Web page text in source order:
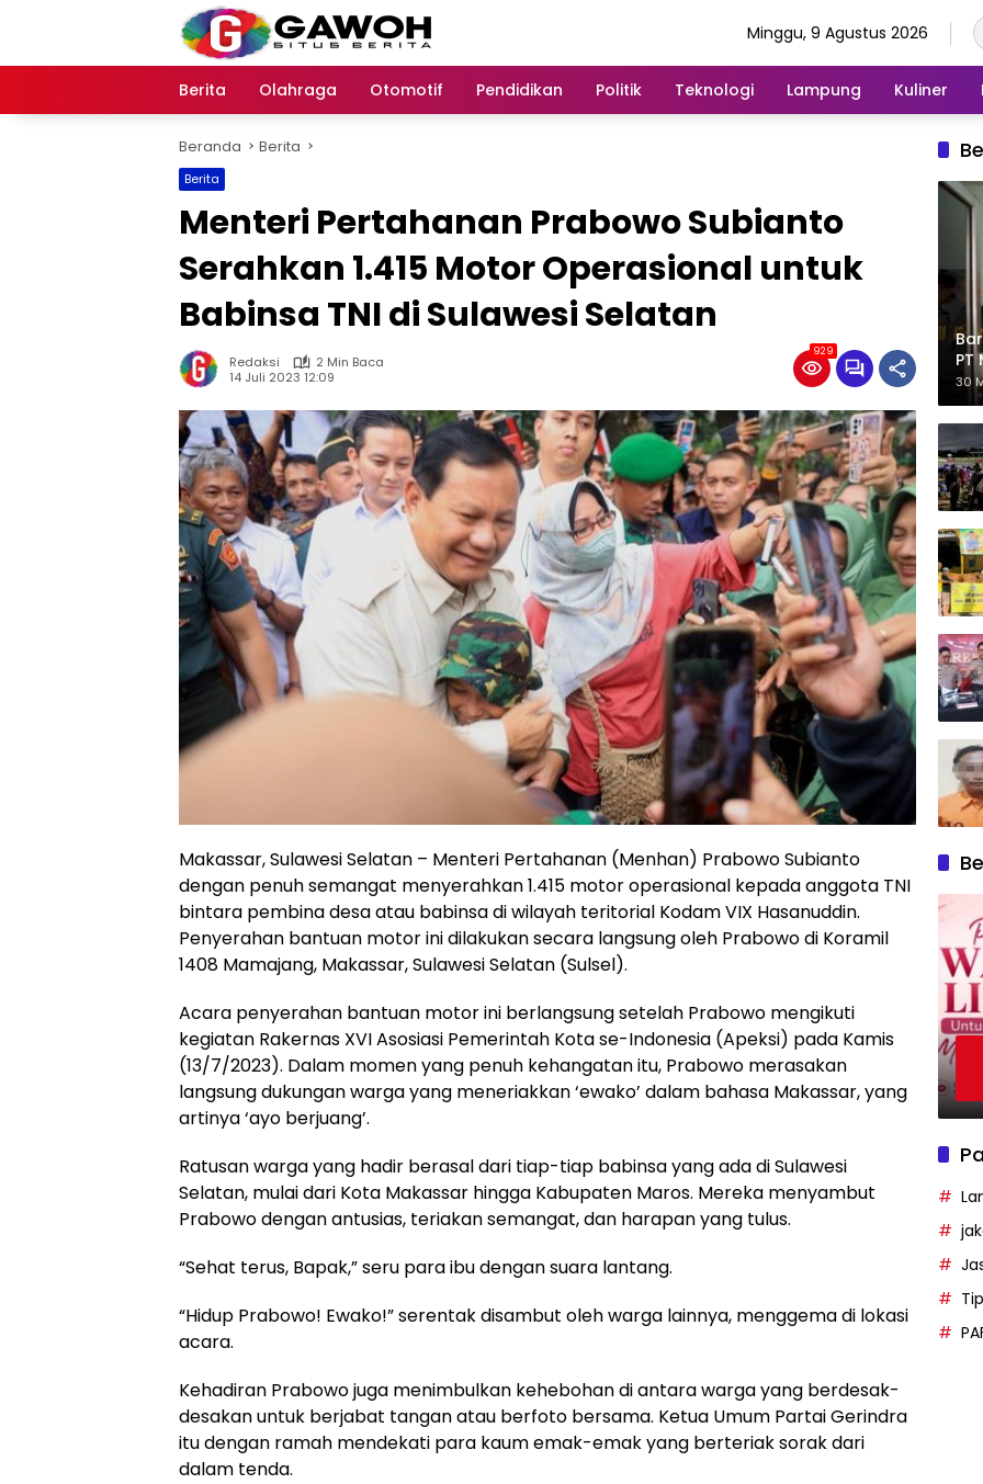
Minggu, 9 Agustus 2026
Berita Olahraga Otomotif Pendidikan Politik Teknologi Lampung Kuliner
Beranda Berita
Berita
Menteri Pertahanan Prabowo Subianto
Serahkan 1.415 Motor Operasional untuk
Babinsa TNI di Sulawesi Selatan
Redaksi
2 Min Baca
14 Juli 2023 12:09
929
Makassar, Sulawesi Selatan – Menteri Pertahanan (Menhan) Prabowo Subianto
dengan penuh semangat menyerahkan 1.415 motor operasional kepada anggota TNI
bintara pembina desa atau babinsa di wilayah teritorial Kodam VIX Hasanuddin.
Penyerahan bantuan motor ini dilakukan secara langsung oleh Prabowo di Koramil
1408 Mamajang, Makassar, Sulawesi Selatan (Sulsel).
Acara penyerahan bantuan motor ini berlangsung setelah Prabowo mengikuti
kegiatan Rakernas XVI Asosiasi Pemerintah Kota se-Indonesia (Apeksi) pada Kamis
(13/7/2023). Dalam momen yang penuh kehangatan itu, Prabowo merasakan
langsung dukungan warga yang meneriakkan ‘ewako’ dalam bahasa Makassar, yang
artinya ‘ayo berjuang’.
Ratusan warga yang hadir berasal dari tiap-tiap babinsa yang ada di Sulawesi
Selatan, mulai dari Kota Makassar hingga Kabupaten Maros. Mereka menyambut
Prabowo dengan antusias, teriakan semangat, dan harapan yang tulus.
“Sehat terus, Bapak,” seru para ibu dengan suara lantang.
“Hidup Prabowo! Ewako!” serentak disambut oleh warga lainnya, menggema di lokasi
acara.
Kehadiran Prabowo juga menimbulkan kehebohan di antara warga yang berdesak-
desakan untuk berjabat tangan atau berfoto bersama. Ketua Umum Partai Gerindra
itu dengan ramah mendekati para kaum emak-emak yang berteriak sorak dari
dalam tenda.
PT
30